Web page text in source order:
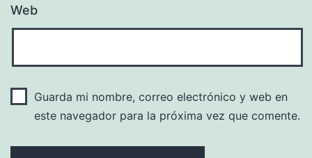
Web
Guarda mi nombre, correo electrónico y web en
este navegador para la próxima vez que comente.